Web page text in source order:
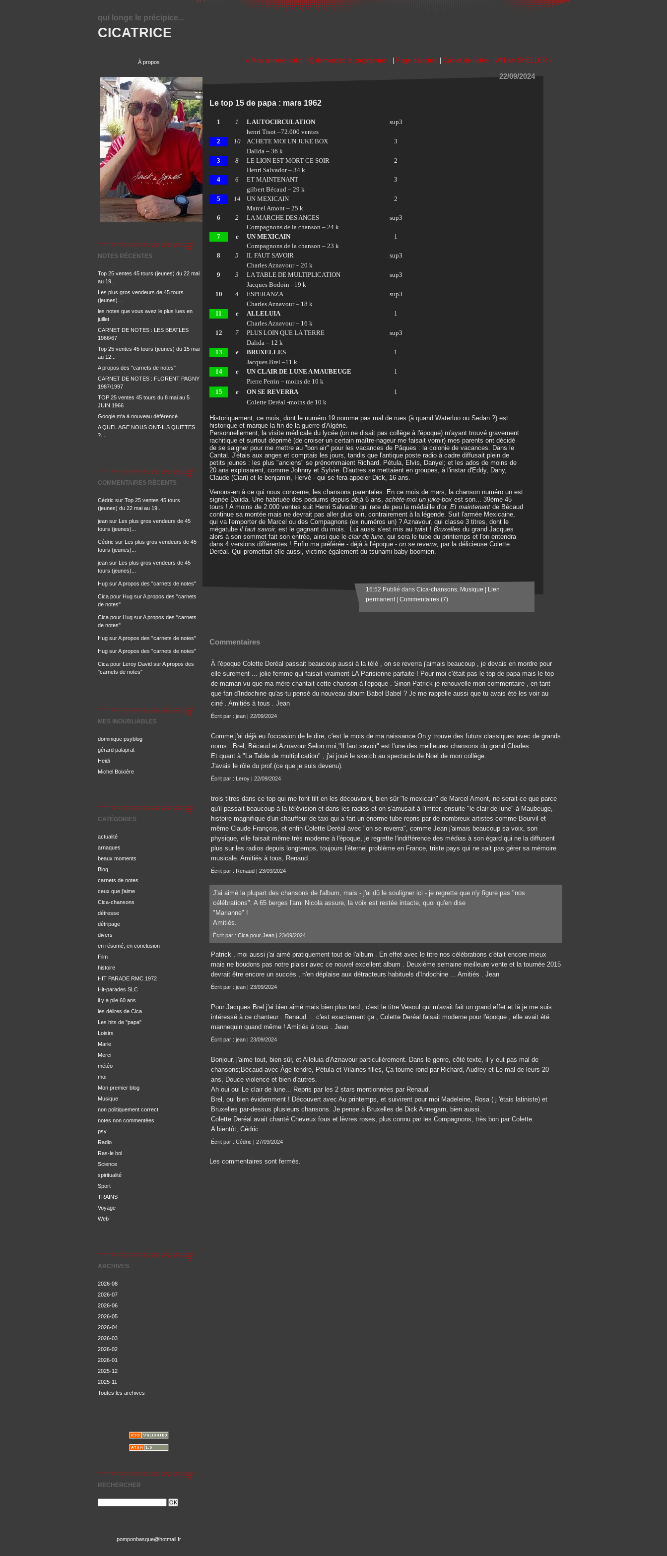
CICATRICE
qui longe le précipice...
À propos
NOTES RÉCENTES
Top 25 ventes 45 tours (jeunes) du 22 mai
au 19...
Les plus gros vendeurs de 45 tours
(jeunes)...
les notes que vous avez le plus lues en
juillet
CARNET DE NOTES : LES BEATLES
1966/67
Top 25 ventes 45 tours (jeunes) du 15 mai
au 12...
A propos des "carnets de notes"
CARNET DE NOTES : FLORENT PAGNY
1987/1997
TOP 25 ventes 45 tours du 8 mai au 5
JUIN 1966
Google m'a à nouveau déférencé
A QUEL AGE NOUS ONT-ILS QUITTES
?...
COMMENTAIRES RÉCENTS
Cédric sur Top 25 ventes 45 tours
(jeunes) du 22 mai au 19...
jean sur Les plus gros vendeurs de 45
tours (jeunes)...
Cédric sur Les plus gros vendeurs de 45
tours (jeunes)...
jean sur Les plus gros vendeurs de 45
tours (jeunes)...
Hug surA propos des "carnets de notes"
Cica pour Hug surA propos des "carnets
de notes"
Cica pour Hug surA propos des "carnets
de notes"
Hug surA propos des "carnets de notes"
Hug surA propos des "carnets de notes"
Cica pour Leroy David surA propos des
"carnets de notes"
MES INOUBLIABLES
dominique psyblog
gérard palaprat
Heidi
Michel Boixière
CATÉGORIES
actualité
arnaques
beaux moments
Blog
carnets de notes
ceux que j'aime
Cica-chansons
détresse
détripage
divers
en résumé, en conclusion
Film
histoire
HIT PARADE RMC 1972
Hit-parades SLC
il y a pile 60 ans
les délires de Cica
Les hits de "papa"
Loisirs
Marie
Merci
météo
moi
Mon premier blog
Musique
non politiquement correct
notes non commentées
psy
Radio
Ras-le bol
Science
spiritualité
Sport
TRAINS
Voyage
Web
ARCHIVES
2026-08
2026-07
2026-06
2026-05
2026-04
2026-03
2026-02
2026-01
2025-12
2025-11
Toutes les archives
RECHERCHER
pomponbasque@hotmail.fr
« Mes années-radio : 6) demandez le programme ! Page d'accueil Carnet de notes : William SHELLER »
22/09/2024
Le top 15 de papa : mars 1962
1 1 L AUTOCIRCULATION
sup3
henri Tisot –72.000 ventes
2
10 ACHETE MOI UN JUKE BOX
3
Dalida – 36 k
3
8 LE LION EST MORT CE SOIR
2
Henri Salvador – 34 k
4
6 ET MAINTENANT
3
gilbert Bécaud – 29 k
5
14 UN MEXICAIN
2
Marcel Amont – 25 k
6
2 LA MARCHE DES ANGES
sup3
Compagnons de la chanson – 24 k
7
e UN MEXICAIN
1
Compagnons de la chanson – 23 k
8
5 IL FAUT SAVOIR
sup3
Charles Aznavour – 20 k
9
3 LA TABLE DE MULTIPLICATION
sup3
Jacques Bodoin –19 k
10
4 ESPERANZA
sup3
Charles Aznavour – 18 k
11
e ALLELUIA
1
Charles Aznavour – 16 k
12
7 PLUS LOIN QUE LA TERRE
sup3
Dalida – 12 k
13
e BRUXELLES
1
Jacques Brel –11 k
14
e UN CLAIR DE LUNE A MAUBEUGE
1
Pierre Perrin – moins de 10 k
15
e ON SE REVERRA
1
Colette Deréal -moins de 10 k
Historiquement, ce mois, dont le numéro 19 nomme pas mal de rues (à quand Waterloo ou Sedan ?) est
historique et marque la fin de la guerre d'Algérie.
Personnellement, la visite médicale du lycée (on ne disait pas collège à l'époque) m'ayant trouvé gravement
rachitique et surtout déprimé (de croiser un certain maître-nageur me faisait vomir) mes parents ont décidé
de se saigner pour me mettre au "bon air" pour les vacances de Pâques : la colonie de vacances. Dans le
Cantal. J'étais aux anges et comptais les jours, tandis que l'antique poste radio à cadre diffusait plein de
petits jeunes : les plus "anciens" se prénommaient Richard, Pétula, Elvis, Danyel; et les ados de moins de
20 ans explosaient, comme Johnny et Sylvie. D'autres se mettaient en groupes, à l'instar d'Eddy, Dany,
Claude (Ciari) et le benjamin, Hervé - qui se fera appeler Dick, 16 ans.
Venons-en à ce qui nous concerne, les chansons parentales. En ce mois de mars, la chanson numéro un est
signée Dalida. Une habituée des podiums depuis déjà 6 ans, achète-moi un juke-box est son... 39ème 45
tours ! A moins de 2.000 ventes suit Henri Salvador qui rate de peu la médaille d'or. Et maintenant de Bécaud
continue sa montée mais ne devrait pas aller plus loin, contrairement à la légende. Suit l'armée Mexicaine,
qui va l'emporter de Marcel ou des Compagnons (ex numéros un) ? Aznavour, qui classe 3 titres, dont le
mégatube il faut savoir, est le gagnant du mois. Lui aussi s'est mis au twist ! Bruxelles du grand Jacques
alors à son sommet fait son entrée, ainsi que le clair de lune, qui sera le tube du printemps et l'on entendra
dans 4 versions différentes ! Enfin ma préférée - déjà à l'époque - on se reverra, par la délicieuse Colette
Deréal. Qui promettait elle aussi, victime également du tsunami baby-boomien.
16:52 Publié dans Cica-chansons, Musique
Lien
permanent| Commentaires (7)
Commentaires
À l'époque Colette Deréal passait beaucoup aussi à la télé , on se reverra j'aimais beaucoup , je devais en mordre pour
elle surement ... jolie femme qui faisait vraiment LA Parisienne parfaite ! Pour moi c'était pas le top de papa mais le top
de maman vu que ma mère chantait cette chanson à l'époque . Sinon Patrick je renouvelle mon commentaire , en tant
que fan d'Indochine qu'as-tu pensé du nouveau album Babel Babel ? Je me rappelle aussi que tu avais été les voir au
ciné . Amitiés à tous . Jean
Écrit par : jean | 22/09/2024
Comme j'ai déjà eu l'occasion de le dire, c'est le mois de ma naissance.On y trouve des futurs classiques avec de grands
noms : Brel, Bécaud et Aznavour.Selon moi,"Il faut savoir" est l'une des meilleures chansons du grand Charles.
Et quant à "La Table de multiplication" , j'ai joué le sketch au spectacle de Noël de mon collège.
J'avais le rôle du prof.(ce que je suis devenu).
Écrit par : Leroy | 22/09/2024
trois titres dans ce top qui me font tilt en les découvrant, bien sûr "le mexicain" de Marcel Amont, ne serait-ce que parce
qu'il passait beaucoup à la télévision et dans les radios et on s'amusait à l'imiter, ensuite "le clair de lune" à Maubeuge,
histoire magnifique d'un chauffeur de taxi qui a fait un énorme tube repris par de nombreux artistes comme Bourvil et
même Claude François, et enfin Colette Deréal avec "on se reverra", comme Jean j'aimais beaucoup sa voix, son
physique, elle faisait même très moderne à l'époque, je regrette l'indifférence des médias à son égard qui ne la diffusent
plus sur les radios depuis longtemps, toujours l'éternel problème en France, triste pays qui ne sait pas gérer sa mémoire
musicale. Amitiés à tous, Renaud.
Écrit par : Renaud | 23/09/2024
J'ai aimé la plupart des chansons de l'album, mais - j'ai dû le souligner ici - je regrette que n'y figure pas "nos
célébrations". A 65 berges l'ami Nicola assure, la voix est restée intacte, quoi qu'en dise
"Marianne" !
Amitiés.
Écrit par : Cica pour Jean | 23/09/2024
Patrick , moi aussi j'ai aimé pratiquement tout de l'album . En effet avec le titre nos célébrations c'était encore mieux
mais ne boudons pas notre plaisir avec ce nouvel excellent album . Deuxième semaine meilleure vente et la tournée 2015
devrait être encore un succès , n'en déplaise aux détracteurs habituels d'Indochine ... Amitiés . Jean
Écrit par : jean | 23/09/2024
Pour Jacques Brel j'ai bien aimé mais bien plus tard , c'est le titre Vesoul qui m'avait fait un grand effet et là je me suis
intéressé à ce chanteur . Renaud ... c'est exactement ça , Colette Deréal faisait moderne pour l'époque , elle avait été
mannequin quand même ! Amitiés à tous . Jean
Écrit par : jean | 23/09/2024
Bonjour, j'aime tout, bien sûr, et Alleluia d'Aznavour particulièrement. Dans le genre, côté texte, il y eut pas mal de
chansons;Bécaud avec Âge tendre, Pétula et Vilaines filles, Ça tourne rond par Richard, Audrey et Le mal de leurs 20
ans, Douce violence et bien d'autres.
Ah oui oui Le clair de lune... Repris par les 2 stars mentionnées par Renaud.
Brel, oui bien évidemment ! Découvert avec Au printemps, et suivirent pour moi Madeleine, Rosa ( j 'étais latiniste) et
Bruxelles par-dessus plusieurs chansons. Je pense à Bruxelles de Dick Annegarn, bien aussi.
Colette Deréal avait chanté Cheveux fous et lèvres roses, plus connu par les Compagnons, très bon par Colette.
A bientôt, Cédric
Écrit par : Cédric | 27/09/2024
Les commentaires sont fermés.